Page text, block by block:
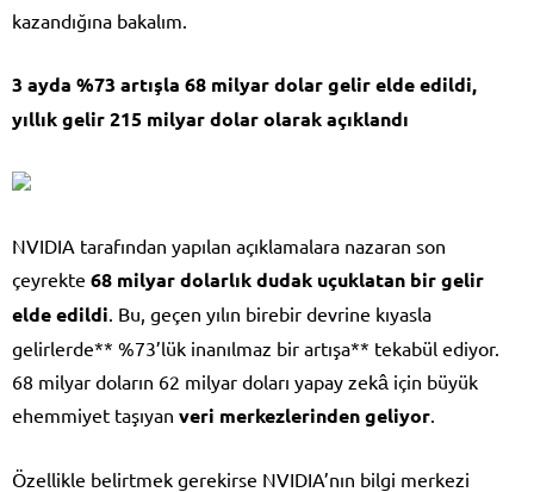
kazandığına bakalım.
3 ayda %73 artışla 68 milyar dolar gelir elde edildi,
yıllık gelir 215 milyar dolar olarak açıklandı
NVIDIA tarafından yapılan açıklamalara nazaran son
çeyrekte 68 milyar dolarlık dudak uçuklatan bir gelir
elde edildi . Bu, geçen yılın birebir devrine kıyasla
gelirlerde** %73’lük inanılmaz bir artışa** tekabül ediyor.
68 milyar doların 62 milyar doları yapay zekâ için büyük
ehemmiyet taşıyan veri merkezlerinden geliyor
Özellikle belirtmek gerekirse NVIDIA’nın bilgi merkezi